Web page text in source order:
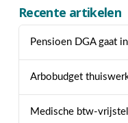
Recente artikelen
Pensioen DGA gaat
Arbobudget
Medische btw-